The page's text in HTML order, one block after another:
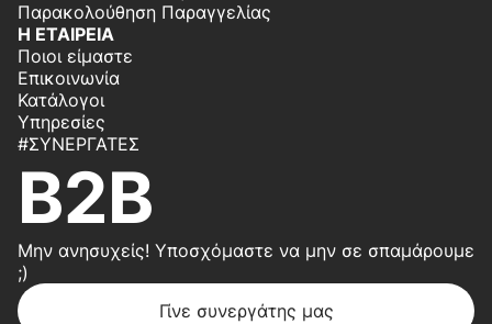
Παρακολούθηση Παραγγελίας
Η ΕΤΑΙΡΕΙΑ
Ποιοι είμαστε
Επικοινωνία
Κατάλογοι
Υπηρεσίες
#ΣΥΝΕΡΓΆΤΕΣ
B2B
Μην ανησυχείς! Υποσχόμαστε να μην σε σπαμάρουμε
;)
Γίνε συνεργάτης μας